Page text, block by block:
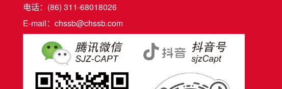
电话：(86) 311-68018026
E-mail：chssb@chssb.com